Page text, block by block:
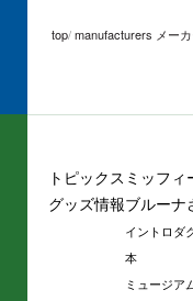
top manufacturers メー
トピックス
グッズ情報
ミッフィ
ブルーナ
イントロダ
本
ミュージア